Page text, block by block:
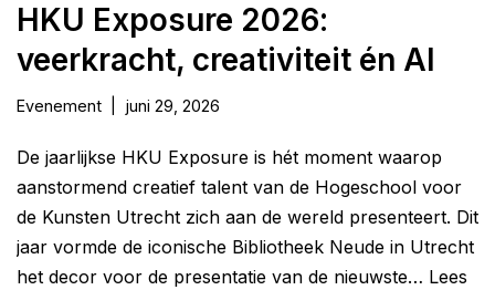
HKU Exposure 2026:
veerkracht, creativiteit én AI
Evenement juni 29, 2026
De jaarlijkse HKU Exposure is hét moment waarop
aanstormend creatief talent van de Hogeschool voor
de Kunsten Utrecht zich aan de wereld presenteert. Dit
jaar vormde de iconische Bibliotheek Neude in Utrecht
het decor voor de presentatie van de nieuwste… Lees